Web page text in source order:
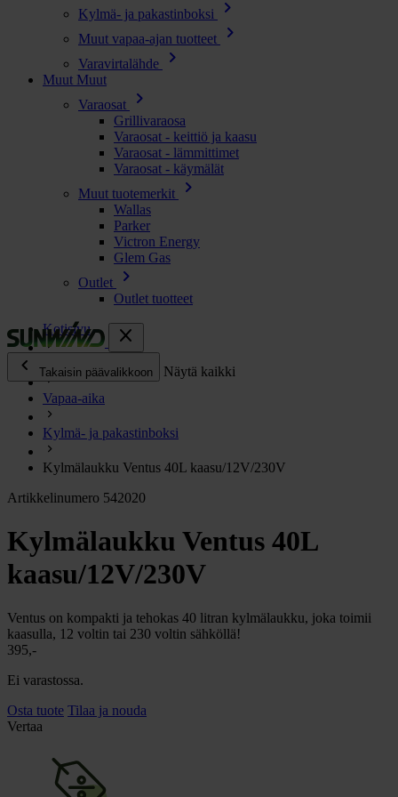
Kylmä- ja pakastinboksi chevron_right
Muut vapaa-ajan tuotteet chevron_right
Varavirtalähde chevron_right
Muut Muut
Varaosat
chevron_right
Grillivaraosa
Varaosat - keittiö ja kaasu
Varaosat - lämmittimet
Varaosat - käymälät
Muut tuotemerkit
chevron_right
Wallas
Parker
Victron Energy
Glem Gas
Outlet
chevron_right
Outlet tuotteet
close
chevron_left
Takaisin päävalikkoon Näytä kaikki
Energia chevron_right
Keittiö ja kaasu chevron_right
Lämpö chevron_right
Vesi chevron_right
Käymälä
Piha ja Puutarha chevron_right
chevron_right
Muut chevron_right
Kotisivu
Vapaa-aika
Kylmä- ja pakastinboksi
Kylmälaukku Ventus 40L kaasu/12V/230V
Artikkelinumero 542020
Kylmälaukku Ventus 40L
kaasu/12V/230V
Ventus on kompakti ja tehokas 40 litran kylmälaukku, joka toimii
kaasulla, 12 voltin tai 230 voltin sähköllä!
395,-
Ei varastossa.
Osta tuote Tilaa ja nouda
Vertaa